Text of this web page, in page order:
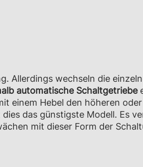
Allerdings wechseln die
automatische Schaltgetriebe
einem Hebel den höheren oder
dies das günstigste Modell. Es
mit dieser Form der